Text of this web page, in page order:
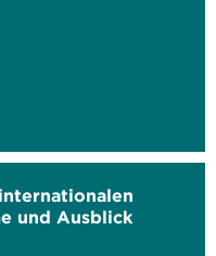
und Ausblick